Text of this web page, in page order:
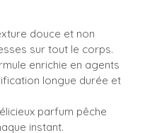
douce et non
sur tout le corps.
enrichie en agents
longue durée et
parfum pêche
instant.